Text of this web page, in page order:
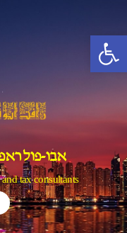
פתח סרגל נגישות
content
אבו-פול
tax consultants